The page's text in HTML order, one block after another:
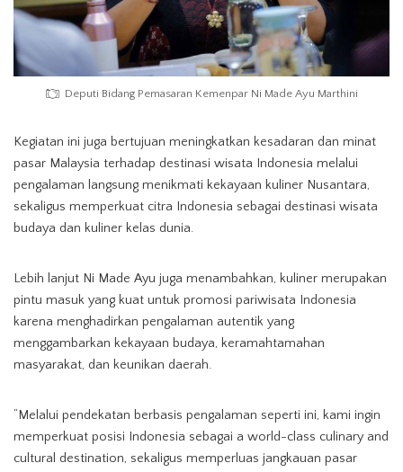
Deputi Bidang Pemasaran Kemenpar Ni Made Ayu Marthini
Kegiatan ini juga bertujuan meningkatkan kesadaran dan minat
pasar Malaysia terhadap destinasi wisata Indonesia melalui
pengalaman langsung menikmati kekayaan kuliner Nusantara,
sekaligus memperkuat citra Indonesia sebagai destinasi wisata
budaya dan kuliner kelas dunia.
Lebih lanjut Ni Made Ayu juga menambahkan, kuliner merupakan
pintu masuk yang kuat untuk promosi pariwisata Indonesia
karena menghadirkan pengalaman autentik yang
menggambarkan kekayaan budaya, keramahtamahan
masyarakat, dan keunikan daerah.
“Melalui pendekatan berbasis pengalaman seperti ini, kami ingin
memperkuat posisi Indonesia sebagai a world-class culinary and
cultural destination, sekaligus memperluas jangkauan pasar